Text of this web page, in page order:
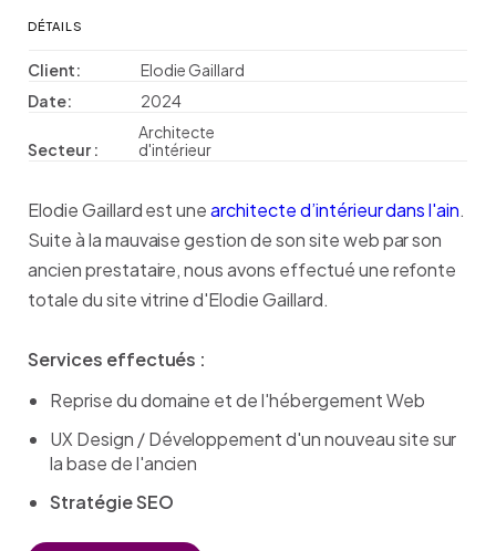
DÉTAILS
Client:
Elodie Gaillard
Date:
2024
Secteur :
Architecte
d'intérieur
Elodie Gaillard est unearchitecte d’intérieur dans l'ain.
Suite à la mauvaise gestion de son site web par son
ancien prestataire, nous avons effectué une refonte
totale du site vitrine d'Elodie Gaillard.
Services effectués :
Reprise du domaine et de l'hébergement Web
UX Design / Développement d'un nouveau site sur
la base de l'ancien
Stratégie SEO